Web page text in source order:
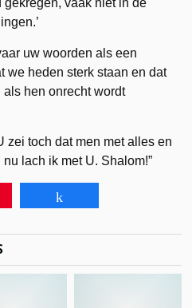
uw woorden als een
we heden sterk staan en dat
hen onrecht wordt
zei toch dat men met alles en
lach ik met U. Shalom!”